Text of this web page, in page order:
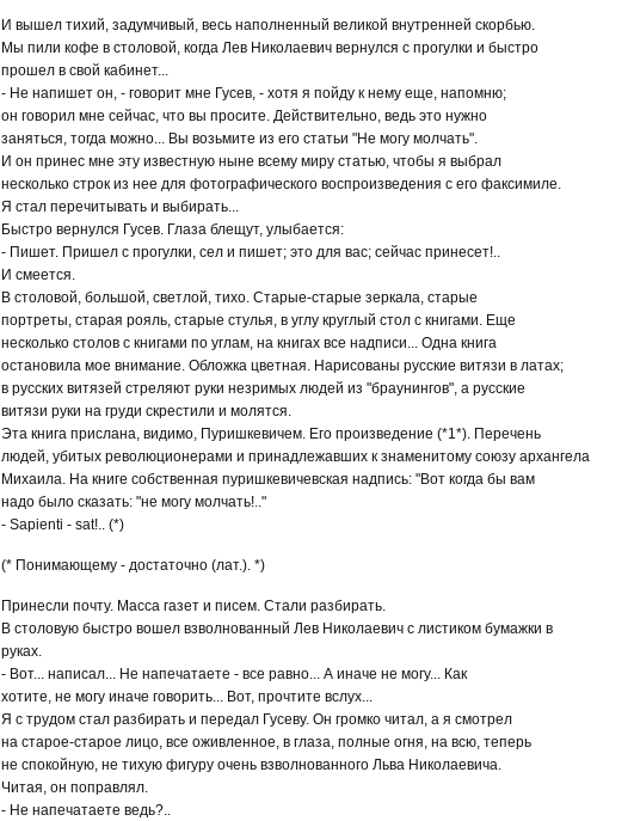
И вышел тихий, задумчивый, весь наполненный великой внутренней скорбью.
Мы пили кофе в столовой, когда Лев Николаевич вернулся с прогулки и быстро
прошел в свой кабинет...
- Не напишет он, - говорит мне Гусев, - хотя я пойду к нему еще, напомню;
он говорил мне сейчас, что вы просите. Действительно, ведь это нужно
заняться, тогда можно... Вы возьмите из его статьи "Не могу молчать".
И он принес мне эту известную ныне всему миру статью, чтобы я выбрал
несколько строк из нее для фотографического воспроизведения с его факсимиле.
Я стал перечитывать и выбирать...
Быстро вернулся Гусев. Глаза блещут, улыбается:
- Пишет. Пришел с прогулки, сел и пишет; это для вас; сейчас принесет!..
И смеется.
В столовой, большой, светлой, тихо. Старые-старые зеркала, старые
портреты, старая рояль, старые стулья, в углу круглый стол с книгами. Еще
несколько столов с книгами по углам, на книгах все надписи... Одна книга
остановила мое внимание. Обложка цветная. Нарисованы русские витязи в латах;
в русских витязей стреляют руки незримых людей из "браунингов", а русские
витязи руки на груди скрестили и молятся.
Эта книга прислана, видимо, Пуришкевичем. Его произведение (*1*). Перечень
людей, убитых революционерами и принадлежавших к знаменитому союзу архангела
Михаила. На книге собственная пуришкевичевская надпись: "Вот когда бы вам
надо было сказать: "не могу молчать!.."
- Sapienti - sat!.. (*)
(* Понимающему - достаточно (лат.). *)
Принесли почту. Масса газет и писем. Стали разбирать.
В столовую быстро вошел взволнованный Лев Николаевич с листиком бумажки в
руках.
- Вот... написал... Не напечатаете - все равно... А иначе не могу... Как
хотите, не могу иначе говорить... Вот, прочтите вслух...
Я с трудом стал разбирать и передал Гусеву. Он громко читал, а я смотрел
на старое-старое лицо, все оживленное, в глаза, полные огня, на всю, теперь
не спокойную, не тихую фигуру очень взволнованного Льва Николаевича.
Читая, он поправлял.
- Не напечатаете ведь?..